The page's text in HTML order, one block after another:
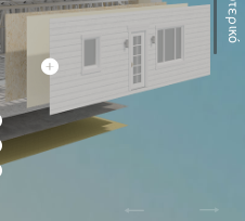
𐃞 